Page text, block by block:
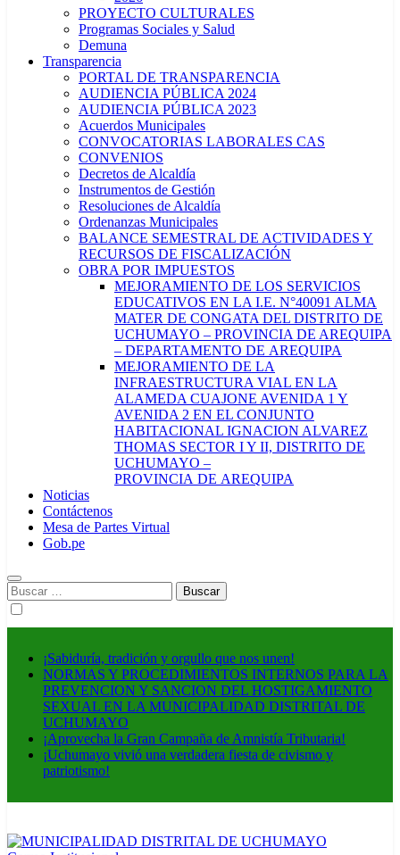
PROYECTO CULTURALES
Programas Sociales y Salud
Demuna
Transparencia
PORTAL DE TRANSPARENCIA
AUDIENCIA PÚBLICA 2024
AUDIENCIA PÚBLICA 2023
Acuerdos Municipales
CONVOCATORIAS LABORALES CAS
CONVENIOS
Decretos de Alcaldía
Instrumentos de Gestión
Resoluciones de Alcaldía
Ordenanzas Municipales
BALANCE SEMESTRAL DE ACTIVIDADES Y
RECURSOS DE FISCALIZACIÓN
OBRA POR IMPUESTOS
MEJORAMIENTO DE LOS SERVICIOS
EDUCATIVOS EN LA I.E. N°40091 ALMA
MATER DE CONGATA DEL DISTRITO DE
UCHUMAYO – PROVINCIA DE AREQUIPA
– DEPARTAMENTO DE AREQUIPA
MEJORAMIENTO DE LA
INFRAESTRUCTURA VIAL EN LA
ALAMEDA CUAJONE AVENIDA 1 Y
AVENIDA 2 EN EL CONJUNTO
HABITACIONAL IGNACION ALVAREZ
THOMAS SECTOR I Y II, DISTRITO DE
UCHUMAYO –
PROVINCIA DE AREQUIPA
Noticias
Contáctenos
Mesa de Partes Virtual
Gob.pe
Buscar:
¡Sabiduría, tradición y orgullo que nos unen!
NORMAS Y PROCEDIMIENTOS INTERNOS PARA LA
PREVENCION Y SANCION DEL HOSTIGAMIENTO
SEXUAL EN LA MUNICIPALIDAD DISTRITAL DE
UCHUMAYO
¡Aprovecha la Gran Campaña de Amnistía Tributaria!
¡Uchumayo vivió una verdadera fiesta de civismo y
patriotismo!